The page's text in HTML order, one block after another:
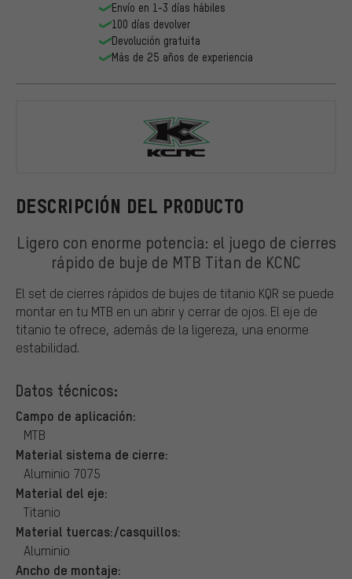
DESCRIPCIÓN DEL PRODUCTO
Ligero con enorme potencia: el juego de cierres
rápido de buje de MTB Titan de KCNC
El set de cierres rápidos de bujes de titanio KQR se puede
montar en tu MTB en un abrir y cerrar de ojos. El eje de
titanio te ofrece, además de la ligereza, una enorme
estabilidad.
Datos técnicos:
Campo de aplicación:
MTB
Material sistema de cierre:
Aluminio 7075
Material del eje:
Titanio
Material tuercas:/casquillos:
Aluminio
Ancho de montaje:
Envío en 1-3 días hábiles
100 días devolver
Devolución gratuita
Más de 25 años de experiencia